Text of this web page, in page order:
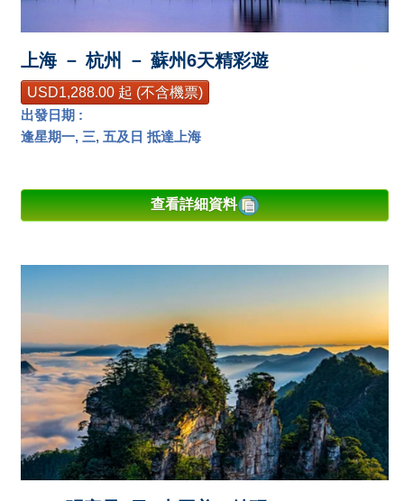
上海 － 杭州 － 蘇州6天精彩遊
USD1,288.00 起 (不含機票)
出發日期 :
逢星期一, 三, 五及日 抵達上海
查看詳細資料